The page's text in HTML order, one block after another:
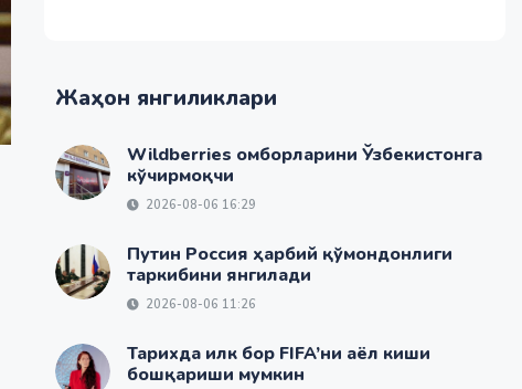
Жаҳон янгиликлари
Wildberries омборларини Ўзбекистонга
кўчирмоқчи
2026-08-06 16:29
Путин Россия ҳарбий қўмондонлиги
таркибини янгилади
2026-08-06 11:26
Тарихда илк бор FIFA’ни аёл киши
бошқариши мумкин